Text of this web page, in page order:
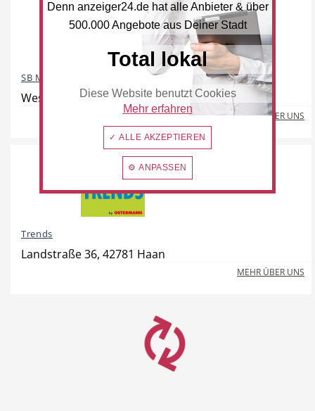
Dein Hilden
SB Möbel BOSS Hilden
Westring 7, 40721 Hilden
MEHR ÜBER UNS
Trends
Landstraße 36, 42781 Haan
MEHR ÜBER UNS
Denn anzeiger24.de hat alle Anbieter & über
500.000 Angebote aus Deiner Stadt
Total lokal
Diese Website benutzt Cookies
Mehr erfahren
✓ ALLE AKZEPTIEREN
⚙ ANPASSEN